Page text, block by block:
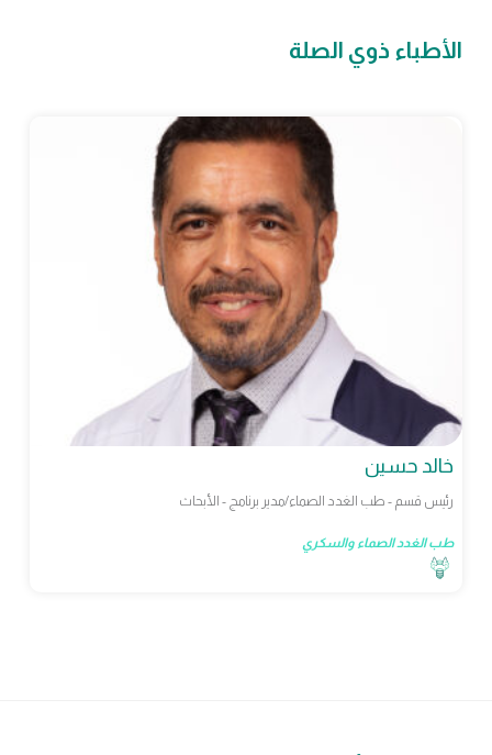
الأطباء ذوي الصلة
خالد حسين
رئيس قسم - طب الغدد الصماء/مدير برنامج - الأبحاث
طب الغدد الصماء والسكري